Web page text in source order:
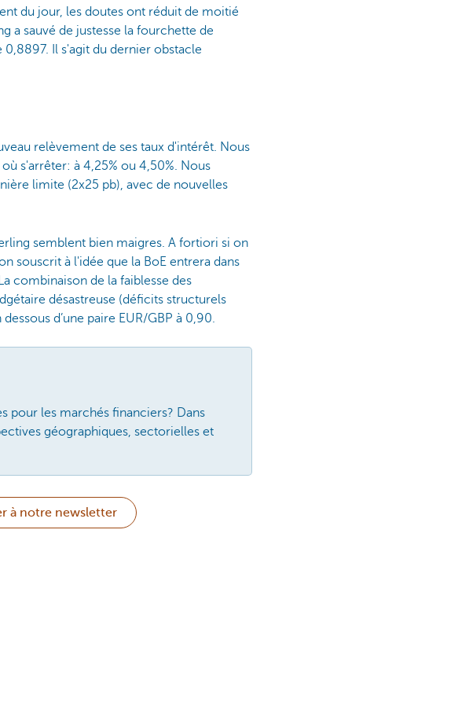
du jour, les doutes ont réduit de moitié
a sauvé de justesse la fourchette de
0,8897. Il s'agit du dernier obstacle
relèvement de ses taux d'intérêt. Nous
s'arrêter: à 4,25% ou 4,50%. Nous
limite (2x25 pb), avec de nouvelles
semblent bien maigres. A fortiori si on
souscrit à l'idée que la BoE entrera dans
combinaison de la faiblesse des
désastreuse (déficits structurels
d’une paire EUR/GBP à 0,90.
pour les marchés financiers? Dans
géographiques, sectorielles et
à notre newsletter